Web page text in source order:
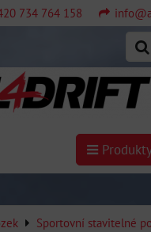
734 764 158
Sportovní stavitelné